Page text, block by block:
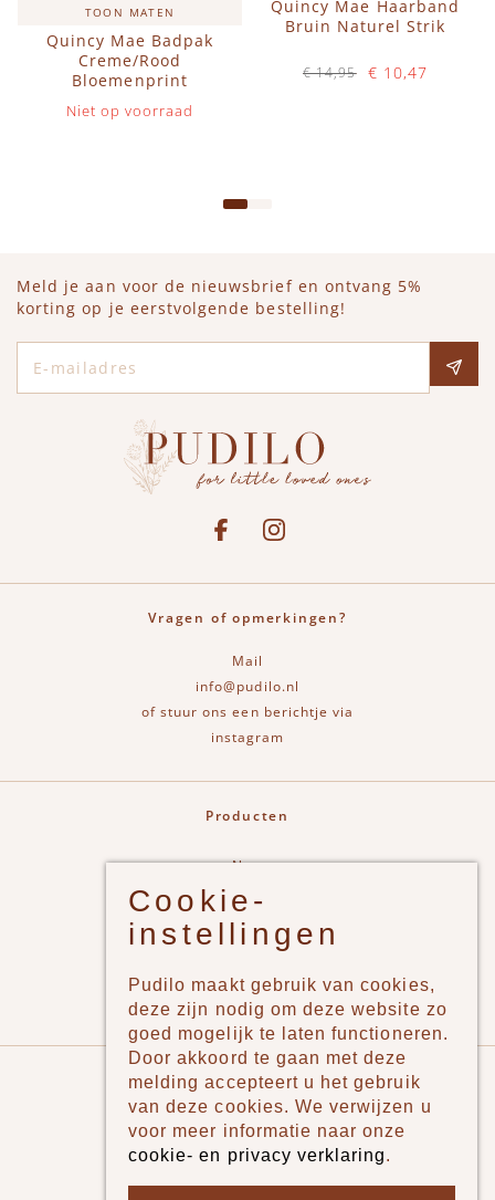
TOON MATEN
Quincy Mae Badpak
Creme/Rood
Bloemenprint
Niet op voorraad
Quincy Mae Haarband
Bruin Naturel Strik
€ 10,47
€ 14,95
Meld je aan voor de nieuwsbrief en ontvang 5%
korting op je eerstvolgende bestelling!
See our FacebookBekijk onze Instagram pagina
Vragen of opmerkingen?
Mail
info@pudilo.nl
of stuur ons een berichtje via
instagram
Producten
New
Jongens
Meisjes
Merken
Pudilo
Over ons
Algemene voorwaarden
Cookie-
instellingen
Pudilo maakt gebruik van cookies,
deze zijn nodig om deze website zo
goed mogelijk te laten functioneren.
Door akkoord te gaan met deze
melding accepteert u het gebruik
van deze cookies. We verwijzen u
voor meer informatie naar onze
cookie- en privacy verklaring.